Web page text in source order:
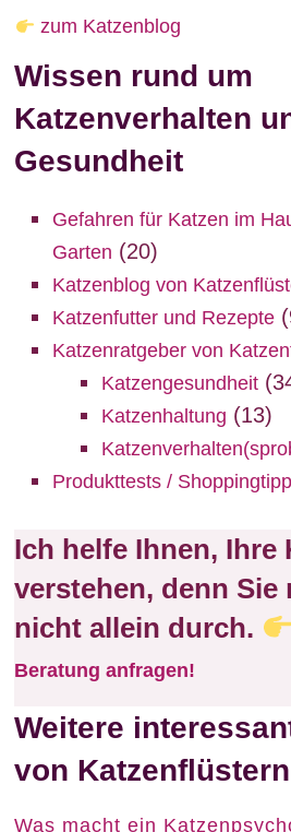
zum Katzenblog
Wissen rund um
Katzenverhalten
Gesundheit
Gefahren für Katzen im
Garten (20)
Katzenblog von
Katzenfutter und Rezepte
Katzenratgeber von
Katzengesundheit
Katzenhaltung (13)
Produkttests /
Ich helfe Ihnen, Ihre
verstehen, denn Sie
nicht allein durch.
Beratung anfragen!
Weitere
von Katzenflüstern
Was macht ein